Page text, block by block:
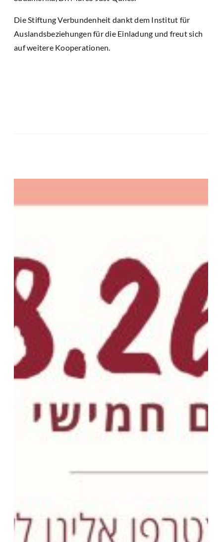
Die Stiftung Verbundenheit dankt dem Institut für
Auslandsbeziehungen für die Einladung und freut sich
auf weitere Kooperationen.